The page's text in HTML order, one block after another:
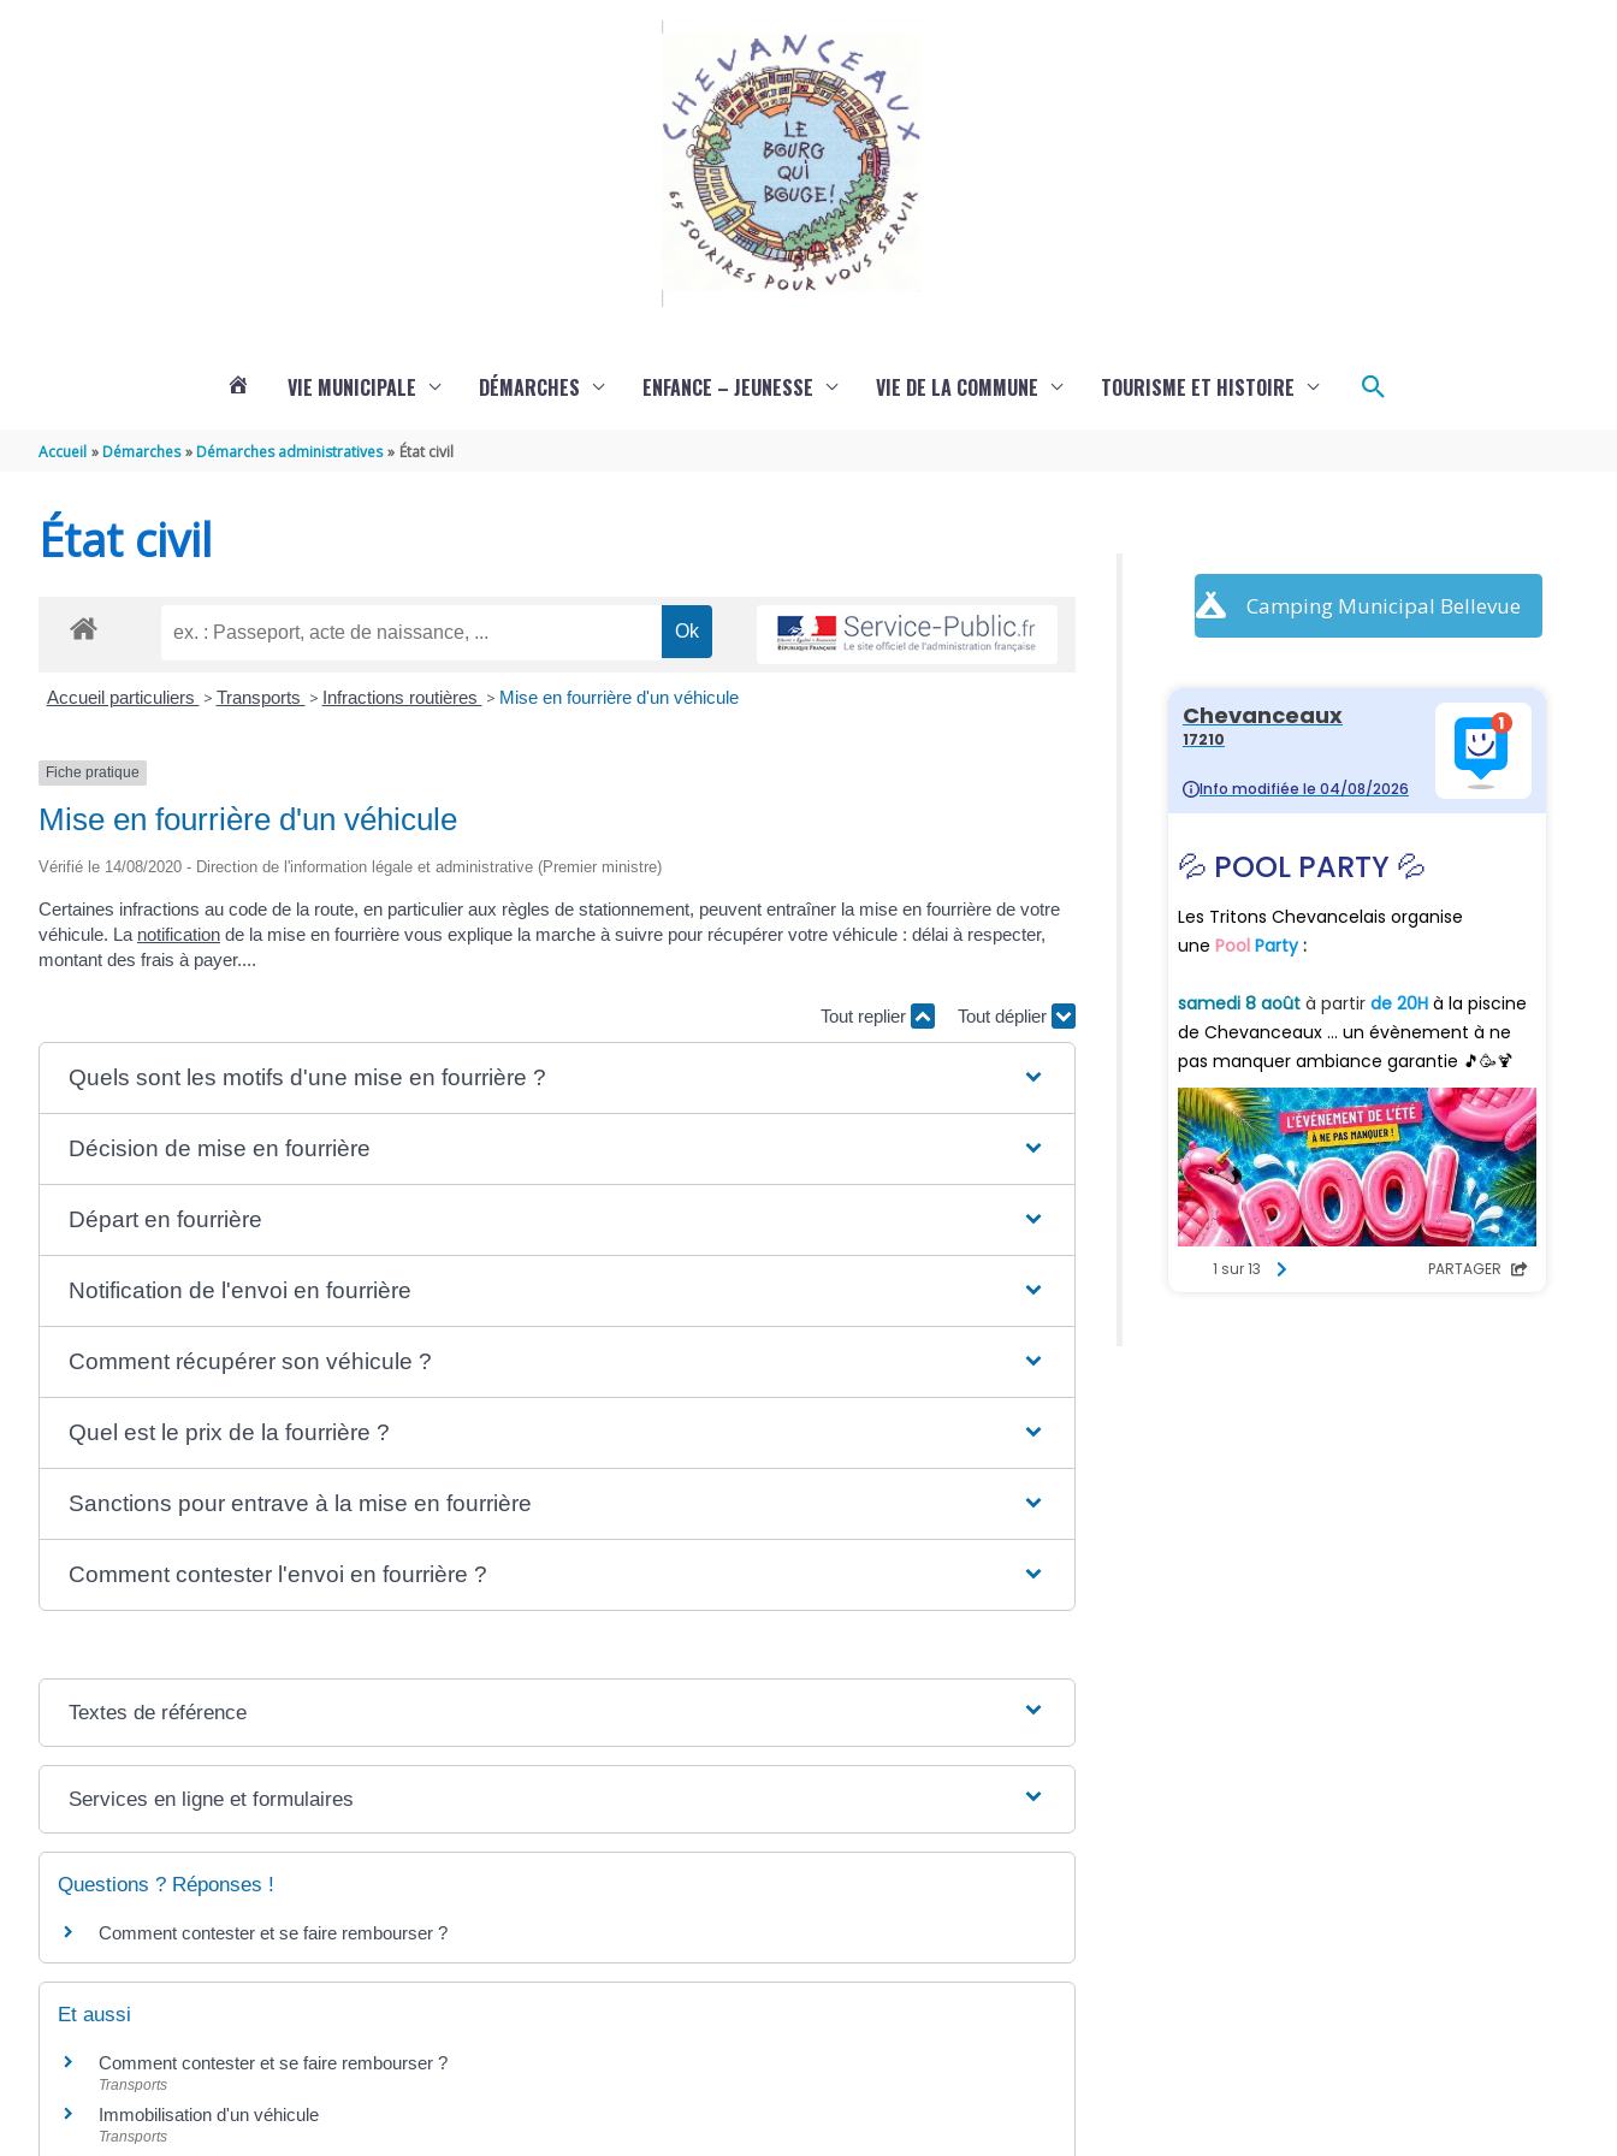
VIE MUNICIPALE DÉMARCHES ENFANCE – JEUNESSE VIE DE LA COMMUNE TOURISME ET HISTOIRE Rechercher
Accueil Démarches Démarches administratives État civil
État civil
Accueil particuliers > Transports > Infractions routières > Mise en fourrière d'un véhicule
Fiche pratique
Mise en fourrière d'un véhicule
Vérifié le 14/08/2020 - Direction de l'information légale et administrative (Premier ministre)
Certaines infractions au code de la route, en particulier aux règles de stationnement, peuvent entraîner la mise en fourrière de votre
véhicule. La notification de la mise en fourrière vous explique la marche à suivre pour récupérer votre véhicule : délai à respecter,
montant des frais à payer....
Tout replier Tout déplier
Quels sont les motifs d'une mise en fourrière ?
Décision de mise en fourrière
Départ en fourrière
Notification de l'envoi en fourrière
Comment récupérer son véhicule ?
Quel est le prix de la fourrière ?
Sanctions pour entrave à la mise en fourrière
Comment contester l'envoi en fourrière ?
Textes de référence
Services en ligne et formulaires
Questions ? Réponses !
Comment contester et se faire rembourser ?
Et aussi
Comment contester et se faire rembourser ?
Transports
Immobilisation d'un véhicule
Transports
Camping Municipal Bellevue